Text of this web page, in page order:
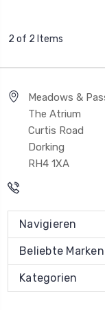
2 of 2 Items
Meadows &
The Atrium
Curtis Road
Dorking
RH4 1XA
Navigieren
Beliebte Marken
Kategorien